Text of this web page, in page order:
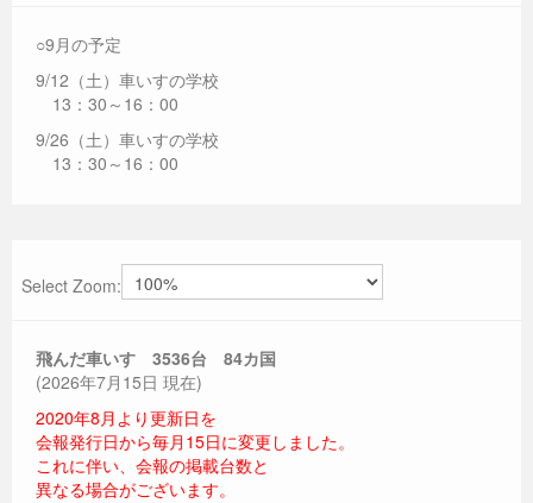
○9月の予定
9/12（土）車いすの学校
13：30～16：00
9/26（土）車いすの学校
13：30～16：00
Select Zoom:
飛んだ車いす 3536台 84カ国
(2026年7月15日 現在)
2020年8月より更新日を
会報発行日から毎月15日に変更しました。
これに伴い、会報の掲載台数と
異なる場合がございます。